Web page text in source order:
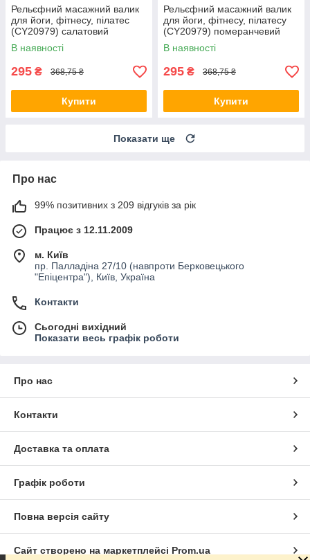
Рельєфний масажний валик
для йоги, фітнесу, пілатес
(CY20979) салатовий
В наявності
295 ₴ 368,75 ₴
Купити
Рельєфний масажний валик
для йоги, фітнесу, пілатесу
(CY20979) померанчевий
В наявності
295 ₴ 368,75 ₴
Купити
Показати ще
Про нас
99% позитивних з 209 відгуків за рік
Працює з 12.11.2009
м. Київ
пр. Палладіна 27/10 (навпроти Берковецького
"Епіцентра"), Київ, Україна
Контакти
Сьогодні вихідний
Показати весь графік роботи
Про нас
Контакти
Доставка та оплата
Графік роботи
Повна версія сайту
Сайт створено на маркетплейсі Prom.ua